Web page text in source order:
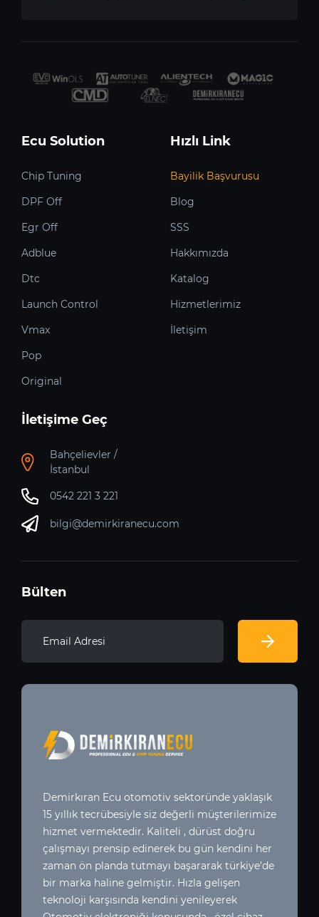
Ecu Solution
Chip Tuning
DPF Off
Egr Off
Adblue
Dtc
Launch Control
Vmax
Pop
Original
Hızlı Link
Bayilik Başvurusu
Blog
SSS
Hakkımızda
Katalog
Hizmetlerimiz
İletişim
İletişime Geç
Bahçelievler /
İstanbul
0542 221 3 221
bilgi@demirkiranecu.com
Bülten
Demirkıran Ecu otomotiv sektoründe yaklaşık
15 yıllık tecrübesiyle siz değerli müşterilerimize
hizmet vermektedir. Kaliteli , dürüst doğru
çalışmayı prensip edinerek bu gün kendini her
zaman ön planda tutmayı başararak türkiye’de
bir marka haline gelmiştir. Hızla gelişen
teknoloji karşısında kendini yenileyerek